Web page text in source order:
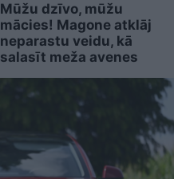
Mūžu dzīvo, mūžu
mācies! Magone atklāj
neparastu veidu, kā
salasīt meža avenes